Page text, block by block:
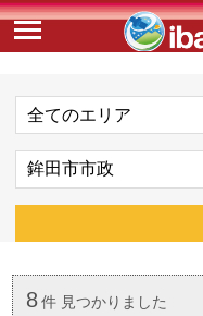
8 件 見つかりました